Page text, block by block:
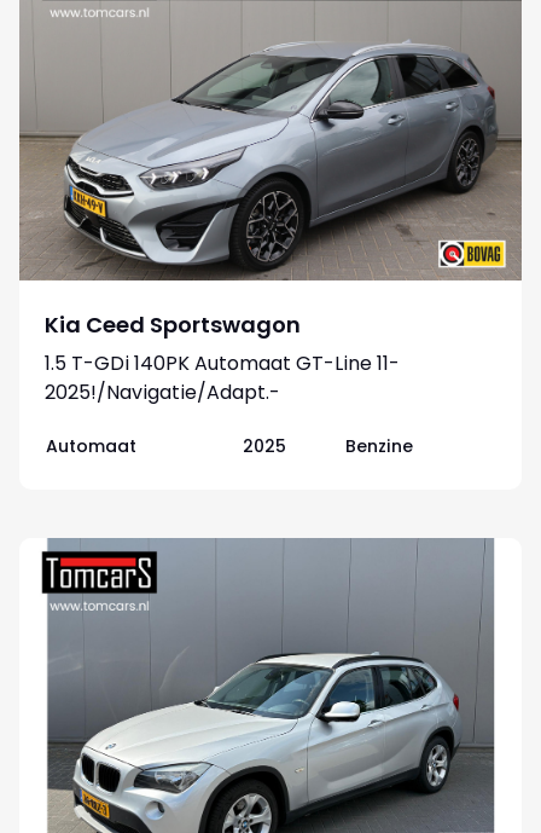
Kia Ceed Sportswagon
1.5 T-GDi 140PK Automaat GT-Line 11-
2025!/Navigatie/Adapt.-
Automaat 2025 Benzine